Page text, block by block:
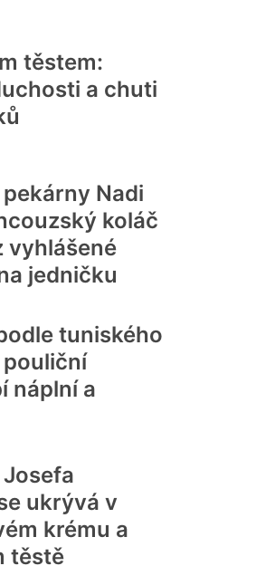
těstem:
a chuti
Nadi
koláč
vyhlášené
jedničku
tuniského
náplní a
ukrývá v
krému a
těstě